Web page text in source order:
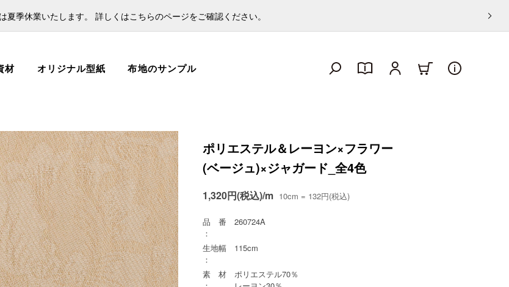
夏季休業いたします。 詳しくはこちらのページをご確認ください。
材 オリジナル型紙 布地のサンプル
ポリエステル＆レーヨン×フラワー
(ベージュ)×ジャガード_全4色
1,320円(税込)/m 10cm = 132円(税込)
品 番
：
260724A
生地幅
：
115cm
素 材
ポリエステル70％